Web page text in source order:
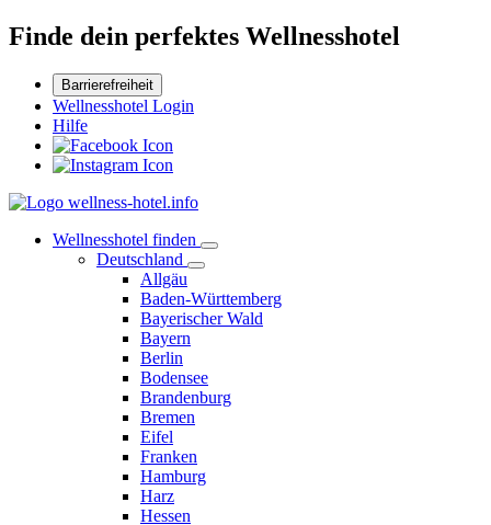
Finde dein perfektes Wellnesshotel
Barrierefreiheit
Wellnesshotel Login
Hilfe
Wellnesshotel finden
Deutschland
Allgäu
Baden-Württemberg
Bayerischer Wald
Bayern
Berlin
Bodensee
Brandenburg
Bremen
Eifel
Franken
Hamburg
Harz
Hessen